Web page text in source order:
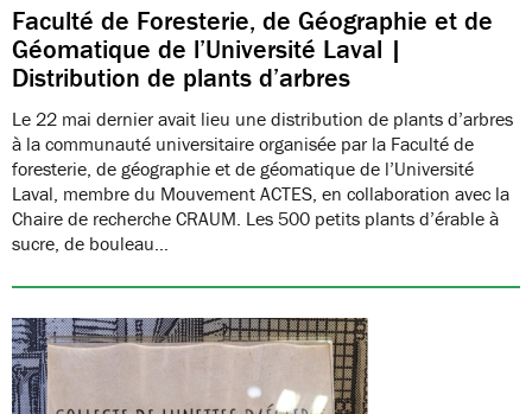
Faculté de Foresterie, de Géographie et de
Géomatique de l’Université Laval |
Distribution de plants d’arbres
Le 22 mai dernier avait lieu une distribution de plants d’arbres
à la communauté universitaire organisée par la Faculté de
foresterie, de géographie et de géomatique de l’Université
Laval, membre du Mouvement ACTES, en collaboration avec la
Chaire de recherche CRAUM. Les 500 petits plants d’érable à
sucre, de bouleau…